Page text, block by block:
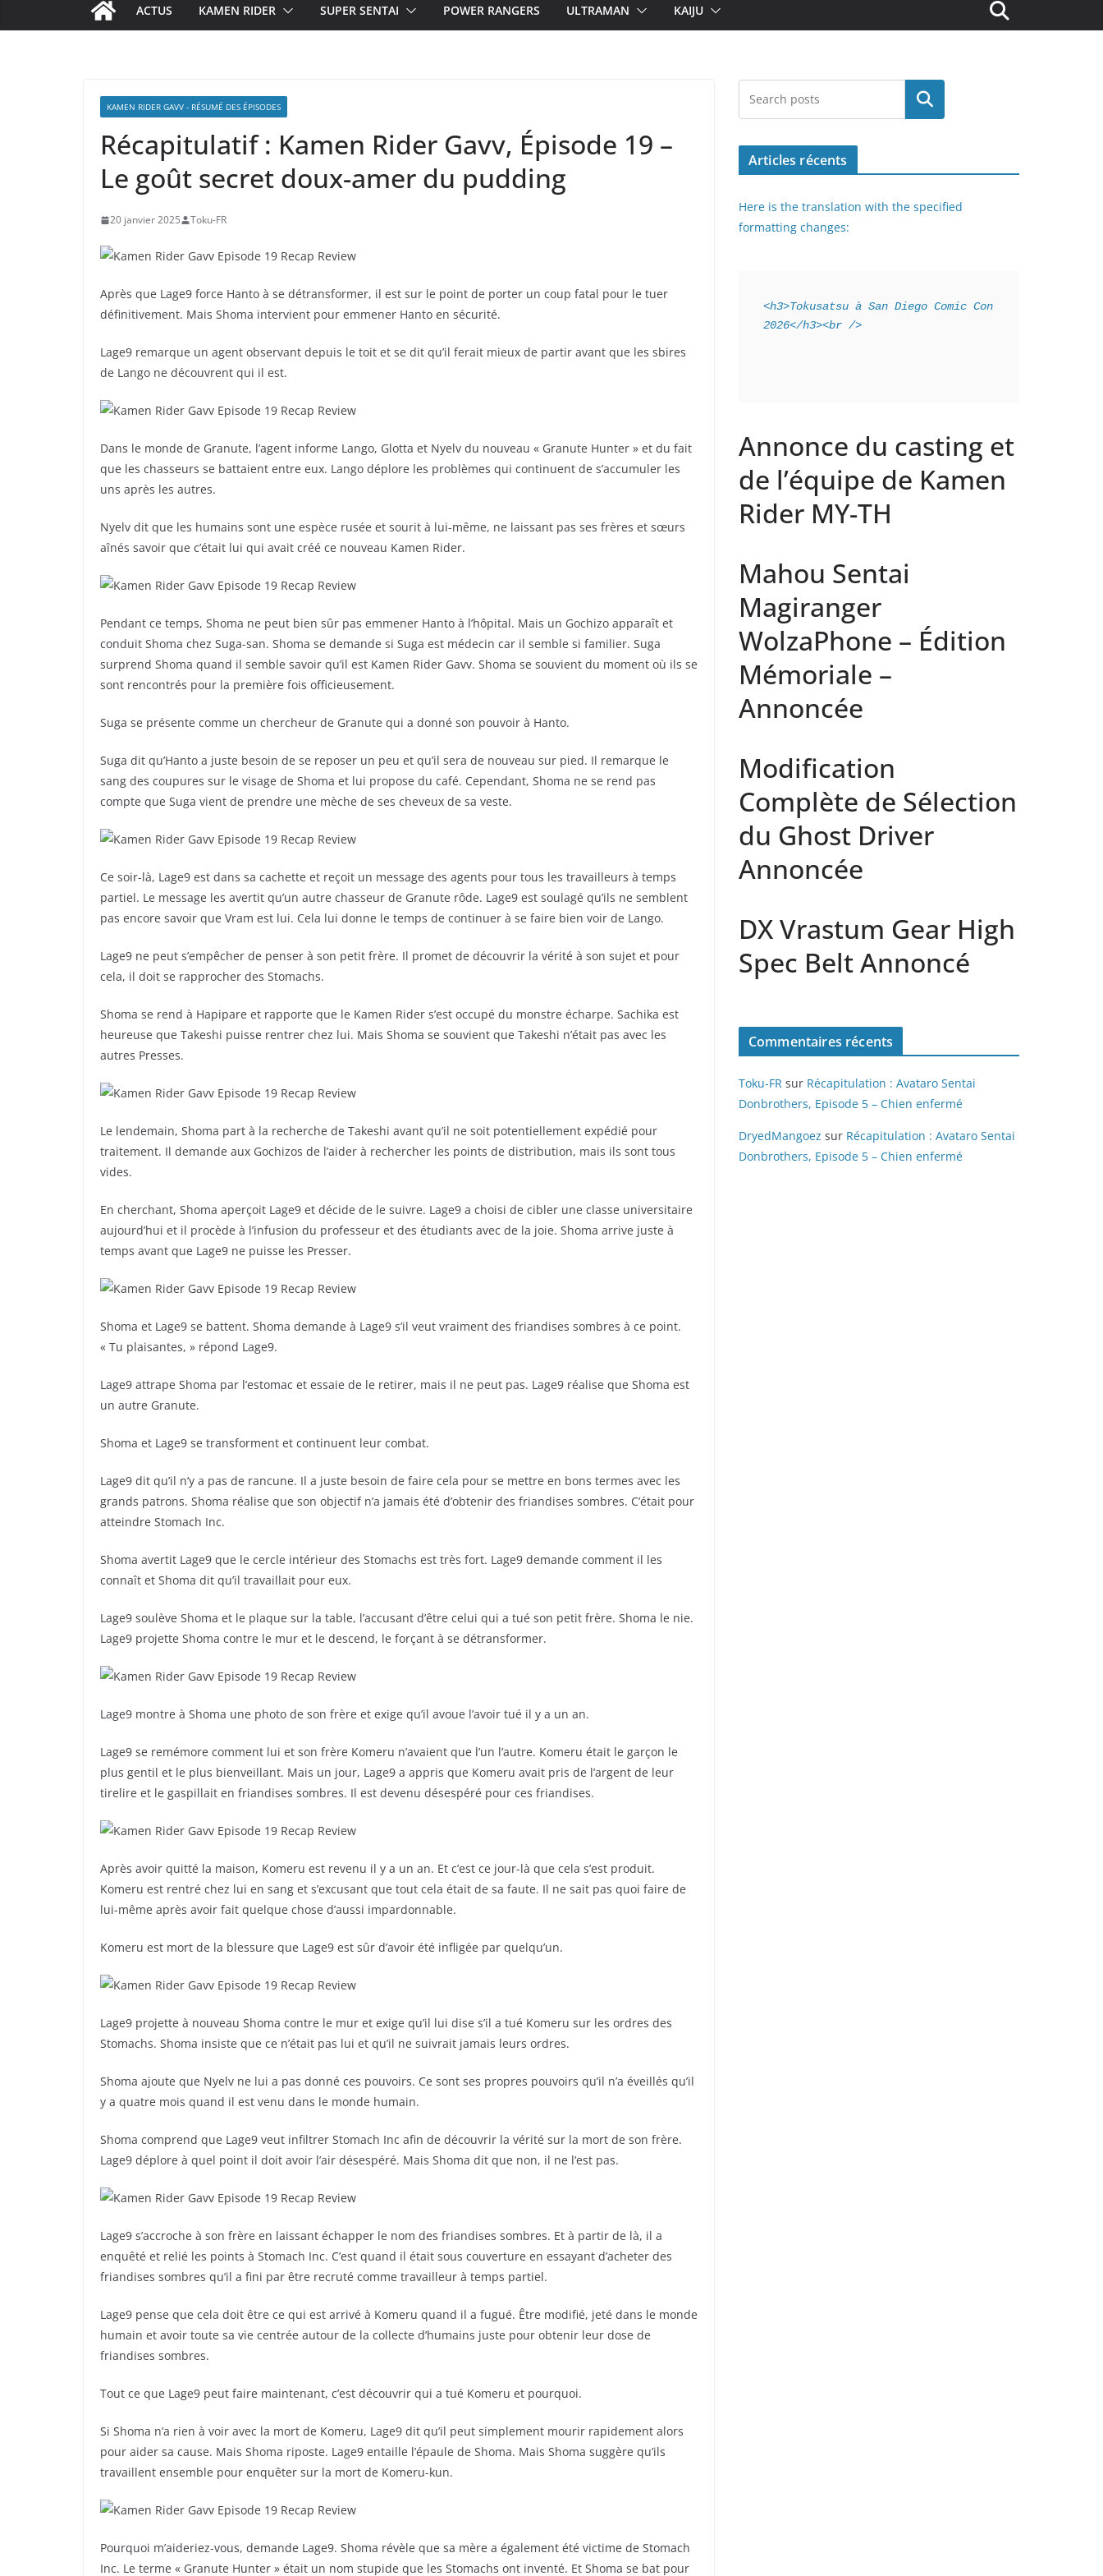
ACTUS KAMEN RIDER SUPER SENTAI POWER RANGERS ULTRAMAN KAIJU
KAMEN RIDER GAVV - RÉSUMÉ DES ÉPISODES
Récapitulatif : Kamen Rider Gavv, Épisode 19 –
Le goût secret doux-amer du pudding
20 janvier 2025 Toku-FR
Après que Lage9 force Hanto à se détransformer, il est sur le point de porter un coup fatal pour le tuer
définitivement. Mais Shoma intervient pour emmener Hanto en sécurité.
Lage9 remarque un agent observant depuis le toit et se dit qu’il ferait mieux de partir avant que les sbires
de Lango ne découvrent qui il est.
Dans le monde de Granute, l’agent informe Lango, Glotta et Nyelv du nouveau « Granute Hunter » et du fait
que les chasseurs se battaient entre eux. Lango déplore les problèmes qui continuent de s’accumuler les
uns après les autres.
Nyelv dit que les humains sont une espèce rusée et sourit à lui-même, ne laissant pas ses frères et sœurs
aînés savoir que c’était lui qui avait créé ce nouveau Kamen Rider.
Pendant ce temps, Shoma ne peut bien sûr pas emmener Hanto à l’hôpital. Mais un Gochizo apparaît et
conduit Shoma chez Suga-san. Shoma se demande si Suga est médecin car il semble si familier. Suga
surprend Shoma quand il semble savoir qu’il est Kamen Rider Gavv. Shoma se souvient du moment où ils se
sont rencontrés pour la première fois officieusement.
Suga se présente comme un chercheur de Granute qui a donné son pouvoir à Hanto.
Suga dit qu’Hanto a juste besoin de se reposer un peu et qu’il sera de nouveau sur pied. Il remarque le
sang des coupures sur le visage de Shoma et lui propose du café. Cependant, Shoma ne se rend pas
compte que Suga vient de prendre une mèche de ses cheveux de sa veste.
Ce soir-là, Lage9 est dans sa cachette et reçoit un message des agents pour tous les travailleurs à temps
partiel. Le message les avertit qu’un autre chasseur de Granute rôde. Lage9 est soulagé qu’ils ne semblent
pas encore savoir que Vram est lui. Cela lui donne le temps de continuer à se faire bien voir de Lango.
Lage9 ne peut s’empêcher de penser à son petit frère. Il promet de découvrir la vérité à son sujet et pour
cela, il doit se rapprocher des Stomachs.
Shoma se rend à Hapipare et rapporte que le Kamen Rider s’est occupé du monstre écharpe. Sachika est
heureuse que Takeshi puisse rentrer chez lui. Mais Shoma se souvient que Takeshi n’était pas avec les
autres Presses.
Le lendemain, Shoma part à la recherche de Takeshi avant qu’il ne soit potentiellement expédié pour
traitement. Il demande aux Gochizos de l’aider à rechercher les points de distribution, mais ils sont tous
vides.
En cherchant, Shoma aperçoit Lage9 et décide de le suivre. Lage9 a choisi de cibler une classe universitaire
aujourd’hui et il procède à l’infusion du professeur et des étudiants avec de la joie. Shoma arrive juste à
temps avant que Lage9 ne puisse les Presser.
Shoma et Lage9 se battent. Shoma demande à Lage9 s’il veut vraiment des friandises sombres à ce point.
« Tu plaisantes, » répond Lage9.
Lage9 attrape Shoma par l’estomac et essaie de le retirer, mais il ne peut pas. Lage9 réalise que Shoma est
un autre Granute.
Shoma et Lage9 se transforment et continuent leur combat.
Lage9 dit qu’il n’y a pas de rancune. Il a juste besoin de faire cela pour se mettre en bons termes avec les
grands patrons. Shoma réalise que son objectif n’a jamais été d’obtenir des friandises sombres. C’était pour
atteindre Stomach Inc.
Shoma avertit Lage9 que le cercle intérieur des Stomachs est très fort. Lage9 demande comment il les
connaît et Shoma dit qu’il travaillait pour eux.
Lage9 soulève Shoma et le plaque sur la table, l’accusant d’être celui qui a tué son petit frère. Shoma le nie.
Lage9 projette Shoma contre le mur et le descend, le forçant à se détransformer.
Lage9 montre à Shoma une photo de son frère et exige qu’il avoue l’avoir tué il y a un an.
Lage9 se remémore comment lui et son frère Komeru n’avaient que l’un l’autre. Komeru était le garçon le
plus gentil et le plus bienveillant. Mais un jour, Lage9 a appris que Komeru avait pris de l’argent de leur
tirelire et le gaspillait en friandises sombres. Il est devenu désespéré pour ces friandises.
Après avoir quitté la maison, Komeru est revenu il y a un an. Et c’est ce jour-là que cela s’est produit.
Komeru est rentré chez lui en sang et s’excusant que tout cela était de sa faute. Il ne sait pas quoi faire de
lui-même après avoir fait quelque chose d’aussi impardonnable.
Komeru est mort de la blessure que Lage9 est sûr d’avoir été infligée par quelqu’un.
Lage9 projette à nouveau Shoma contre le mur et exige qu’il lui dise s’il a tué Komeru sur les ordres des
Stomachs. Shoma insiste que ce n’était pas lui et qu’il ne suivrait jamais leurs ordres.
Shoma ajoute que Nyelv ne lui a pas donné ces pouvoirs. Ce sont ses propres pouvoirs qu’il n’a éveillés qu’il
y a quatre mois quand il est venu dans le monde humain.
Shoma comprend que Lage9 veut infiltrer Stomach Inc afin de découvrir la vérité sur la mort de son frère.
Lage9 déplore à quel point il doit avoir l’air désespéré. Mais Shoma dit que non, il ne l’est pas.
Lage9 s’accroche à son frère en laissant échapper le nom des friandises sombres. Et à partir de là, il a
enquêté et relié les points à Stomach Inc. C’est quand il était sous couverture en essayant d’acheter des
friandises sombres qu’il a fini par être recruté comme travailleur à temps partiel.
Lage9 pense que cela doit être ce qui est arrivé à Komeru quand il a fugué. Être modifié, jeté dans le monde
humain et avoir toute sa vie centrée autour de la collecte d’humains juste pour obtenir leur dose de
friandises sombres.
Tout ce que Lage9 peut faire maintenant, c’est découvrir qui a tué Komeru et pourquoi.
Si Shoma n’a rien à voir avec la mort de Komeru, Lage9 dit qu’il peut simplement mourir rapidement alors
pour aider sa cause. Mais Shoma riposte. Lage9 entaille l’épaule de Shoma. Mais Shoma suggère qu’ils
travaillent ensemble pour enquêter sur la mort de Komeru-kun.
Pourquoi m’aideriez-vous, demande Lage9. Shoma révèle que sa mère a également été victime de Stomach
Inc. Le terme « Granute Hunter » était un nom stupide que les Stomachs ont inventé. Et Shoma se bat pour
Rechercher
Articles récents
Here is the translation with the specified
formatting changes:
<h3>Tokusatsu à San Diego Comic Con
2026</h3><br />
Annonce du casting et
de l’équipe de Kamen
Rider MY-TH
Mahou Sentai
Magiranger
WolzaPhone – Édition
Mémoriale –
Annoncée
Modification
Complète de Sélection
du Ghost Driver
Annoncée
DX Vrastum Gear High
Spec Belt Annoncé
Commentaires récents
Toku-FR sur Récapitulation : Avataro Sentai
Donbrothers, Episode 5 – Chien enfermé
DryedMangoez sur Récapitulation : Avataro Sentai
Donbrothers, Episode 5 – Chien enfermé